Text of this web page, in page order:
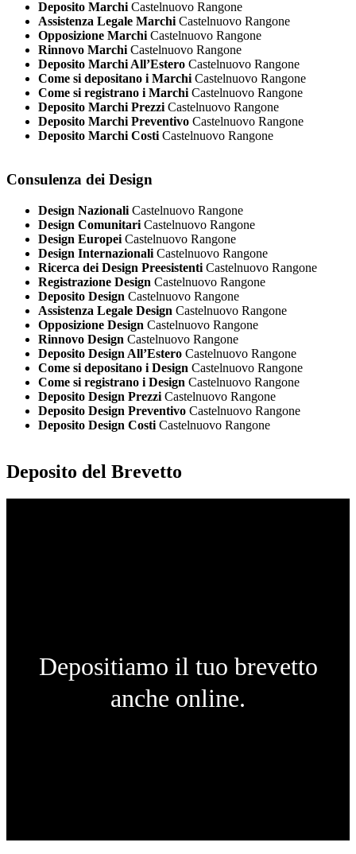
Deposito Marchi Castelnuovo Rangone
Assistenza Legale Marchi Castelnuovo Rangone
Opposizione Marchi Castelnuovo Rangone
Rinnovo Marchi Castelnuovo Rangone
Deposito Marchi All’Estero Castelnuovo Rangone
Come si depositano i Marchi Castelnuovo Rangone
Come si registrano i Marchi Castelnuovo Rangone
Deposito Marchi Prezzi Castelnuovo Rangone
Deposito Marchi Preventivo Castelnuovo Rangone
Deposito Marchi Costi Castelnuovo Rangone
Consulenza dei Design
Design Nazionali Castelnuovo Rangone
Design Comunitari Castelnuovo Rangone
Design Europei Castelnuovo Rangone
Design Internazionali Castelnuovo Rangone
Ricerca dei Design Preesistenti Castelnuovo Rangone
Registrazione Design Castelnuovo Rangone
Deposito Design Castelnuovo Rangone
Assistenza Legale Design Castelnuovo Rangone
Opposizione Design Castelnuovo Rangone
Rinnovo Design Castelnuovo Rangone
Deposito Design All’Estero Castelnuovo Rangone
Come si depositano i Design Castelnuovo Rangone
Come si registrano i Design Castelnuovo Rangone
Deposito Design Prezzi Castelnuovo Rangone
Deposito Design Preventivo Castelnuovo Rangone
Deposito Design Costi Castelnuovo Rangone
Deposito del Brevetto
Depositiamo il tuo brevetto
anche online.